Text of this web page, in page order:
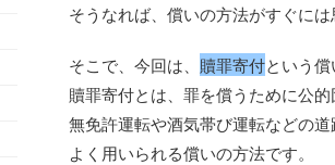
そうなれば、償いの方法がすぐに
そこで、今回は、 贖罪寄付という償
贖罪寄付とは、罪を償うために公的
無免許運転や酒気帯び運転などの
よく用いられる償いの方法です。